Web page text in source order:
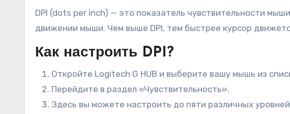
DPI (dots per inch) — это показатель чувствительности
движении мыши. Чем выше DPI, тем быстрее курсор
Как настроить DPI?
Откройте Logitech G HUB и выберите вашу мышь из
Перейдите в раздел «Чувствительность».
Здесь вы можете настроить до пяти различных